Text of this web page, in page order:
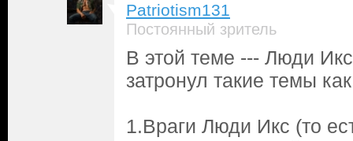
Patriotism131
Постоянный зритель
В этой теме --- Люди
затронул такие темы
1.Враги Люди Икс (то